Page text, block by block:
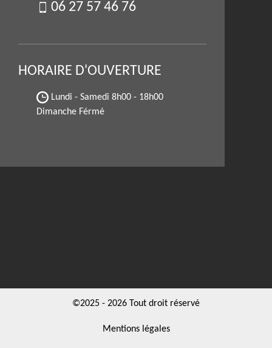
06 27 57 46 76
HORAIRE D'OUVERTURE
Lundi - Samedi 8h00 - 18h00
Dimanche Férmé
©2025 - 2026 Tout droit réservé
Mentions légales